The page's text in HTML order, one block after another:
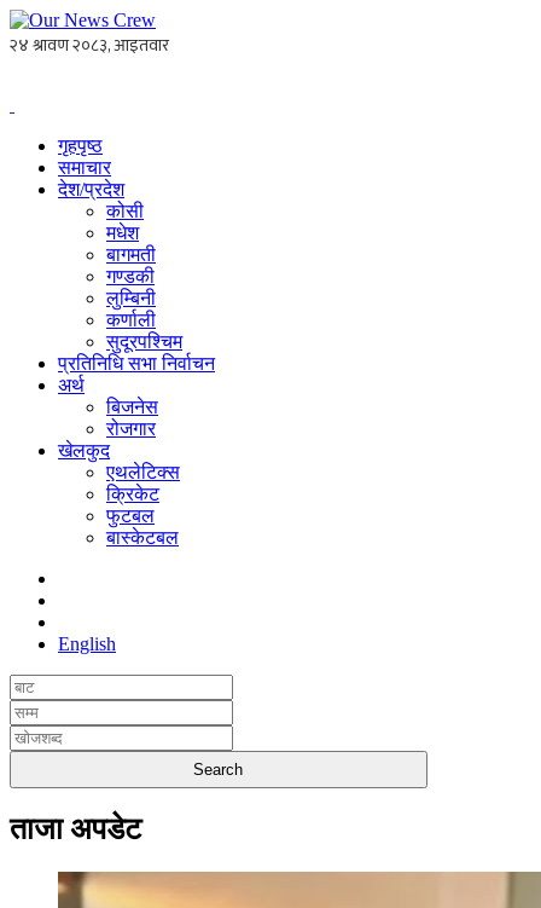
गृहपृष्ठ
समाचार
देश/प्रदेश
कोसी
मधेश
बागमती
गण्डकी
लुम्बिनी
कर्णाली
सुदूरपश्चिम
प्रतिनिधि सभा निर्वाचन
अर्थ
बिजनेस
रोजगार
खेलकुद
एथलेटिक्स
क्रिकेट
फुटबल
बास्केटबल
English
ताजा अपडेट